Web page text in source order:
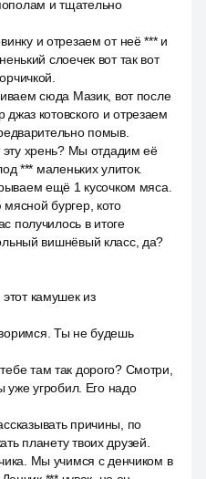
и тщательно
и отрезаем от неё *** и
слоечек вот так вот
сюда Мазик, вот после
котовского и отрезаем
помыв.
эту хрень? Мы отдадим её
*** маленьких улиток.
ещё 1 кусочком мяса.
бургер, кото
получилось в итоге
вишнёвый класс, да?
камушек из
Ты не будешь
там так дорого? Смотри,
уже угробил. Его надо
причины, по
планету твоих друзей.
Мы учимся с денчиком в